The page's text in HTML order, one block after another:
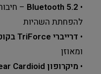
•
Bluetooth 5.2
–
להפחתת השהיות
• דרייברי TriForce בקוטר 40 מ"מ
ומאוזן
•מיקרופון HyperClear Cardioid נשלף